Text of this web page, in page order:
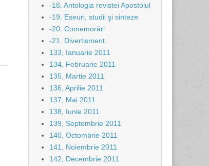
-18. Antologia revistei Apostolul
-19. Eseuri, studii şi sinteze
-20. Comemorări
-21. Divertisment
133, Ianuarie 2011
134, Februarie 2011
135, Martie 2011
136, Aprilie 2011
137, Mai 2011
138, Iunie 2011
139, Septembrie 2011
140, Octombrie 2011
141, Noiembrie 2011
142, Decembrie 2011